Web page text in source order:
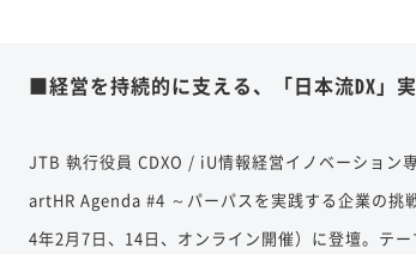
■経営を持続的に支える、「日本流DX」
JTB 執行役員 CDXO / iU情報経営イノベーション
artHR Agenda #4 ～パーパスを実践する企業の挑
4年2月7日、14日、オンライン開催）に登壇。テ